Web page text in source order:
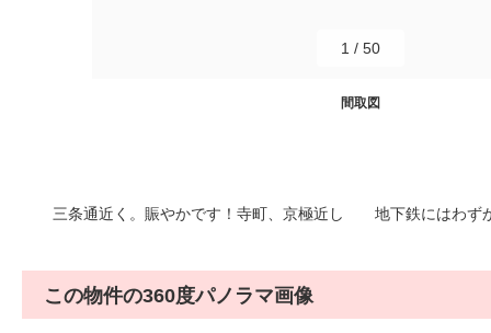
間取図
1 / 50
三条通近く。賑やかです！寺町、京極近し 地下鉄にはわ
この物件の360度パノラマ画像